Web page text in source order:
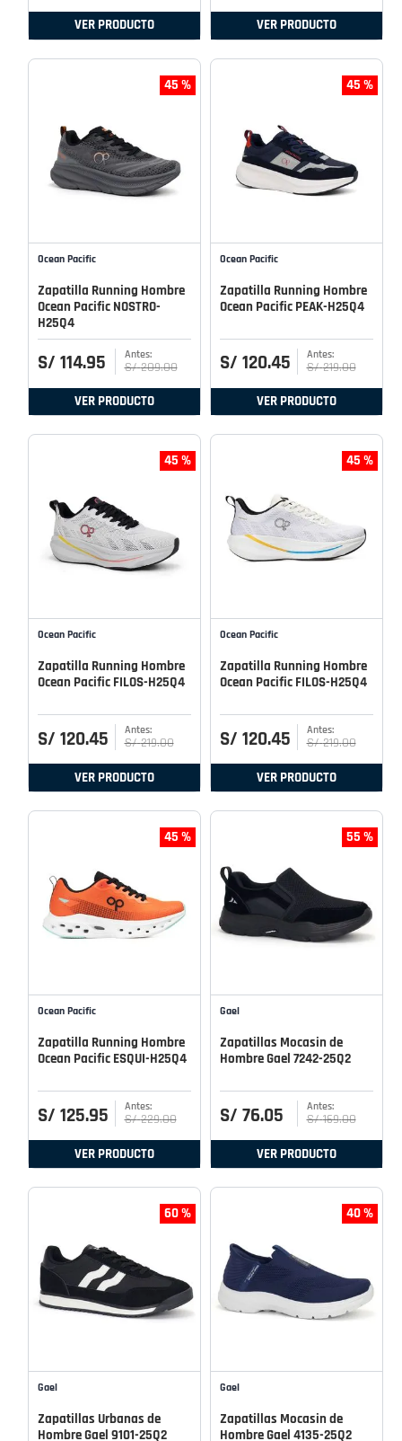
VER PRODUCTO VER PRODUCTO
45 %
Ocean Pacific
Zapatilla Running Hombre
Ocean Pacific NOSTRO-
H25Q4
S/ 114.95 S/ 209.00
VER PRODUCTO
45 %
Ocean Pacific
Zapatilla Running Hombre
Ocean Pacific PEAK-H25Q4
S/ 120.45 S/ 219.00
VER PRODUCTO
45 %
Ocean Pacific
Zapatilla Running Hombre
Ocean Pacific FILOS-H25Q4
S/ 120.45 S/ 219.00
VER PRODUCTO
45 %
Ocean Pacific
Zapatilla Running Hombre
Ocean Pacific FILOS-H25Q4
S/ 120.45 S/ 219.00
VER PRODUCTO
45 %
Ocean Pacific
Zapatilla Running Hombre
Ocean Pacific ESQUI-H25Q4
S/ 125.95 S/ 229.00
VER PRODUCTO
55 %
Gael
Zapatillas Mocasin de
Hombre Gael 7242-25Q2
S/ 76.05 S/ 169.00
VER PRODUCTO
60 %
Gael
Zapatillas Urbanas de
Hombre Gael 9101-25Q2
40 %
Gael
Zapatillas Mocasin de
Hombre Gael 4135-25Q2